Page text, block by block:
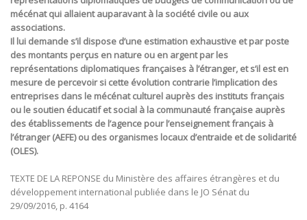
mécénat qui allaient auparavant à la société civile ou aux
associations.
Il lui demande s’il dispose d’une estimation exhaustive et par poste
des montants perçus en nature ou en argent par les
représentations diplomatiques françaises à l’étranger, et s’il est en
mesure de percevoir si cette évolution contrarie l’implication des
entreprises dans le mécénat culturel auprès des instituts français
ou le soutien éducatif et social à la communauté française auprès
des établissements de l’agence pour l’enseignement français à
l’étranger (AEFE) ou des organismes locaux d’entraide et de solidarité
(OLES).
TEXTE DE LA REPONSE du Ministère des affaires étrangères et du
développement international publiée dans le JO Sénat du
29/09/2016, p. 4164